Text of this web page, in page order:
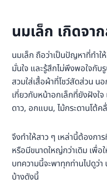
นมเล็ก เกิดจา
นมเล็ก ถือว่าเป็นปัญหาที่ทำ
มั่นใจ และรู้สึกไม่พึงพอใจกับ
สวมใส่เสื้อผ้าที่โชว์สัดส่วน น
เกี่ยวกับหน้าอกเล็กที่ยังฝังใ
ดาว, อกแบน, ไม้กระดานโต้ค
จึงทำให้สาว ๆ เหล่านี้ต้องก
หรือมีขนาดใหญ่กว่าเดิม เพื่
บทความนี้จะพาทุกท่านไปดูว่า
บ้างดังนี้